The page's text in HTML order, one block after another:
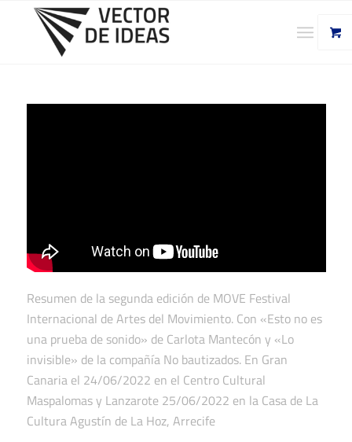
Resumen de la segunda edición de MOVE Festival
Internacional de Artes del Movimiento. Con «Esto no es
una prueba de sonido» de Carlota Mantecón y «Lo
invisible» de la compañía No bautizados. En Gran
Canaria el 24/06/2022 en el Centro Cultural
Maspalomas y Lanzarote 25/06/2022 en la Casa de La
Cultura Agustín de La Hoz, Arrecife